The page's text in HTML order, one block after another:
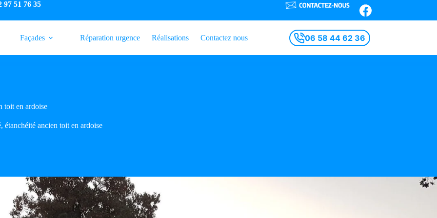
97 51 76 35
Façades Réparation urgence Réalisations Contactez nous 06 58 44 62 36
toit en ardoise
étanchéité ancien toit en ardoise